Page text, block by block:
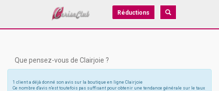
Réductions
Que pensez-vous de Clairjoie ?
1 client a déjà donné son avis sur la boutique en ligne Clairjoie
Ce nombre d'avis n'est toutefois pas suffisant pour obtenir une tendance générale sur le taux